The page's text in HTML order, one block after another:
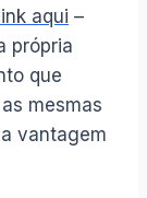
link aqui –
própria
que
mesmas
vantagem